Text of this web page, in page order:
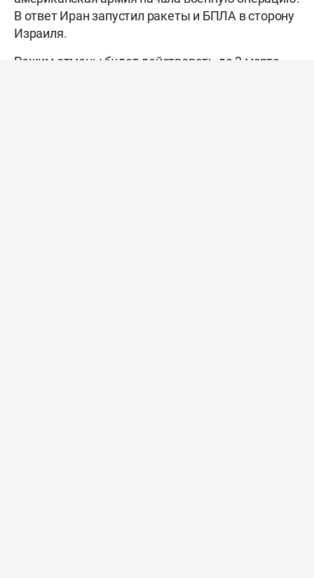
В ответ Иран запустил ракеты и БПЛА в сторону
Израиля.
Режим отмены будет действовать до 2 марта.